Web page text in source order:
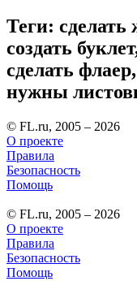
Теги: сделать
создать
сделать
нужны
© FL.ru, 2005 – 2026
О проекте
Правила
Безопасность
Помощь
© FL.ru, 2005 – 2026
О проекте
Правила
Безопасность
Помощь